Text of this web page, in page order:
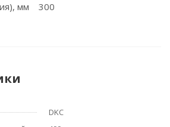
мм 300
DKC